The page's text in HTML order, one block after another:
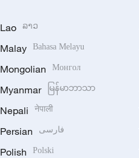
Lao ລາວ
Malay Bahasa Melayu
Mongolian Монгол
Myanmar မြန်မာဘာသာ
Nepali नेपाली
Persian فارسی
Polish Polski